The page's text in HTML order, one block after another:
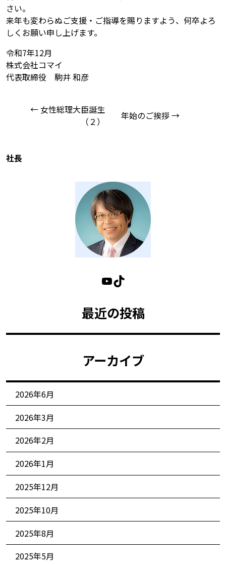
さい。
来年も変わらぬご支援・ご指導を賜りますよう、何卒よろ
しくお願い申し上げます。
令和7年12月
株式会社コマイ
代表取締役 駒井 和彦
← 女性総理大臣誕生
（２）
年始のご挨拶 →
社長
最近の投稿
アーカイブ
2026年6月
2026年3月
2026年2月
2026年1月
2025年12月
2025年10月
2025年8月
2025年5月